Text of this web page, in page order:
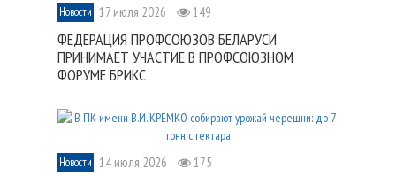
Новости 17 июля 2026 149
ФЕДЕРАЦИЯ ПРОФСОЮЗОВ БЕЛАРУСИ
ПРИНИМАЕТ УЧАСТИЕ В ПРОФСОЮЗНОМ
ФОРУМЕ БРИКС
Новости 14 июля 2026 175